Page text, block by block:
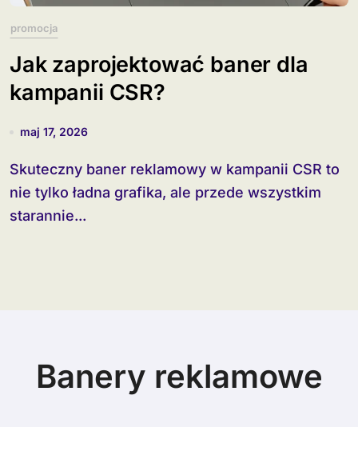
promocja
Jak zaprojektować baner dla
kampanii CSR?
maj 17, 2026
Skuteczny baner reklamowy w kampanii CSR to
nie tylko ładna grafika, ale przede wszystkim
starannie...
Banery reklamowe